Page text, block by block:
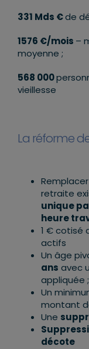
331 Mds €de
1576 €/mois –
moyenne ;
568 000
vieillesse
La réforme
retraite
unique
heure
1 € cotisé
actifs
Un âge
ans avec
appliquée ;
Un
montant
Une
décote